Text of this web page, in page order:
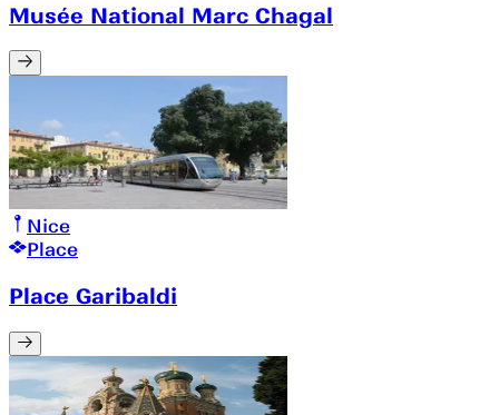
Musée National Marc Chagal
Nice
Place
Place Garibaldi